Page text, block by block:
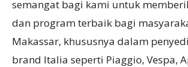
semangat bagi kami untuk
dan program terbaik bagi
Makassar, khususnya dalam
brand Italia seperti Piaggio, Vespa,